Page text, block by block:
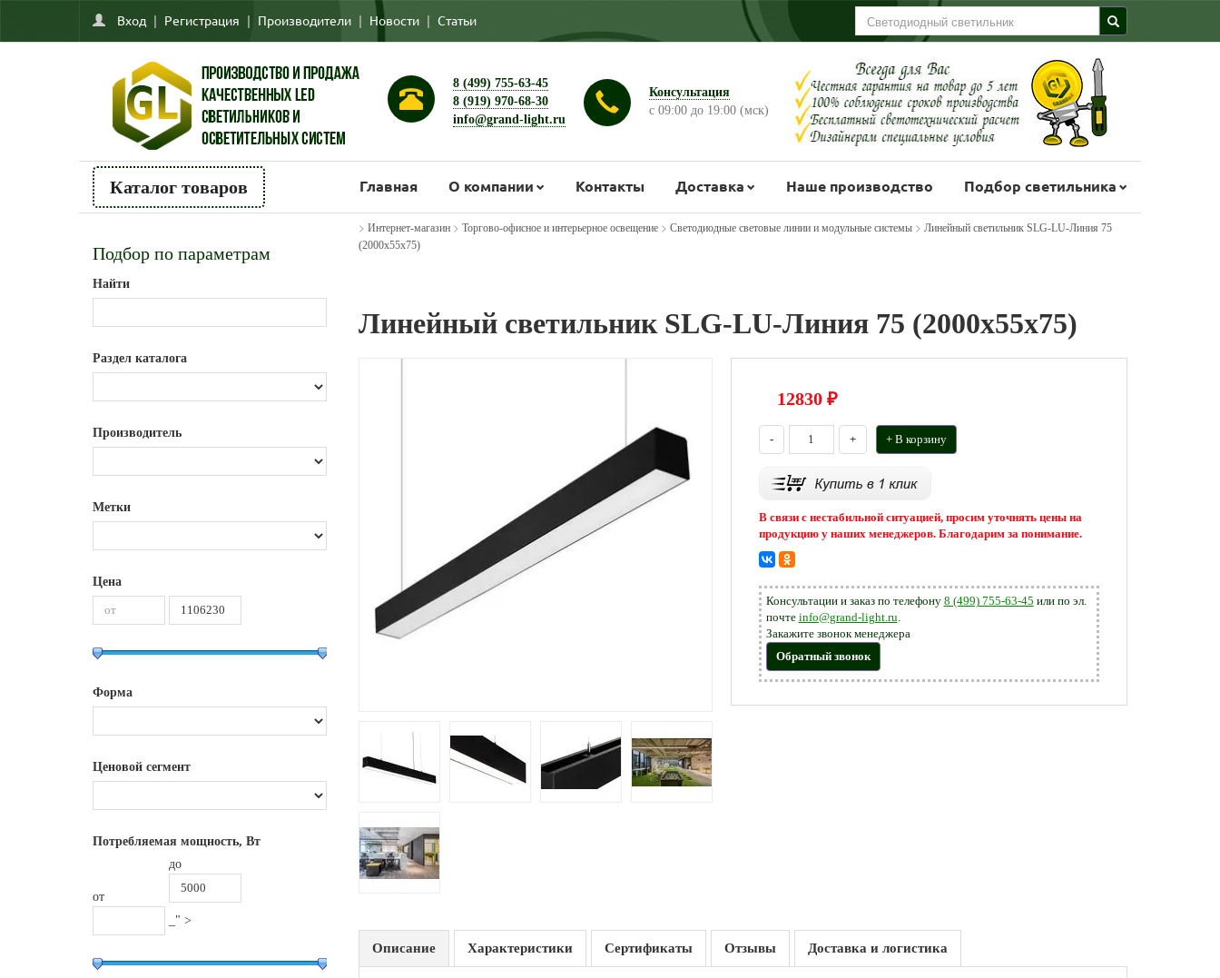
Вход | Регистрация | Производители | Новости | Статьи
8 (499) 755-63-45
8 (919) 970-68-30
info@grand-light.ru
Консультация
с 09:00 до 19:00 (мск)
Каталог товаров Главная О компании Контакты Доставка Наше производство Подбор светильника
Подбор по параметрам
Найти
Раздел каталога
Производитель
Метки
Цена
Форма
Ценовой сегмент
Потребляемая мощность, Вт
от
до
_" >
> Интернет-магазин> Торгово-офисное и интерьерное освещение> Светодиодные световые линии и модульные системы> Линейный светильник SLG-LU-Линия 75
(2000х55х75)
Линейный светильник SLG-LU-Линия 75 (2000х55х75)
12830₽
- + + В корзину
В связи с нестабильной ситуацией, просим уточнять цены на
продукцию у наших менеджеров. Благодарим за понимание.
Консультации и заказ по телефону 8 (499) 755-63-45 или по эл.
почте info@grand-light.ru.
Закажите звонок менеджера
Обратный звонок
Описание Характеристики Сертификаты Отзывы Доставка и логистика